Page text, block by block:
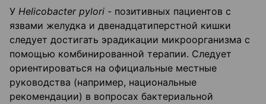
У Helicobacter pylori - позитивных пациентов с
язвами желудка и двенадцатиперстной кишки
следует достигать эрадикации микроорганизма с
помощью комбинированной терапии. Следует
ориентироваться на официальные местные
руководства (например, национальные
рекомендации) в вопросах бактериальной